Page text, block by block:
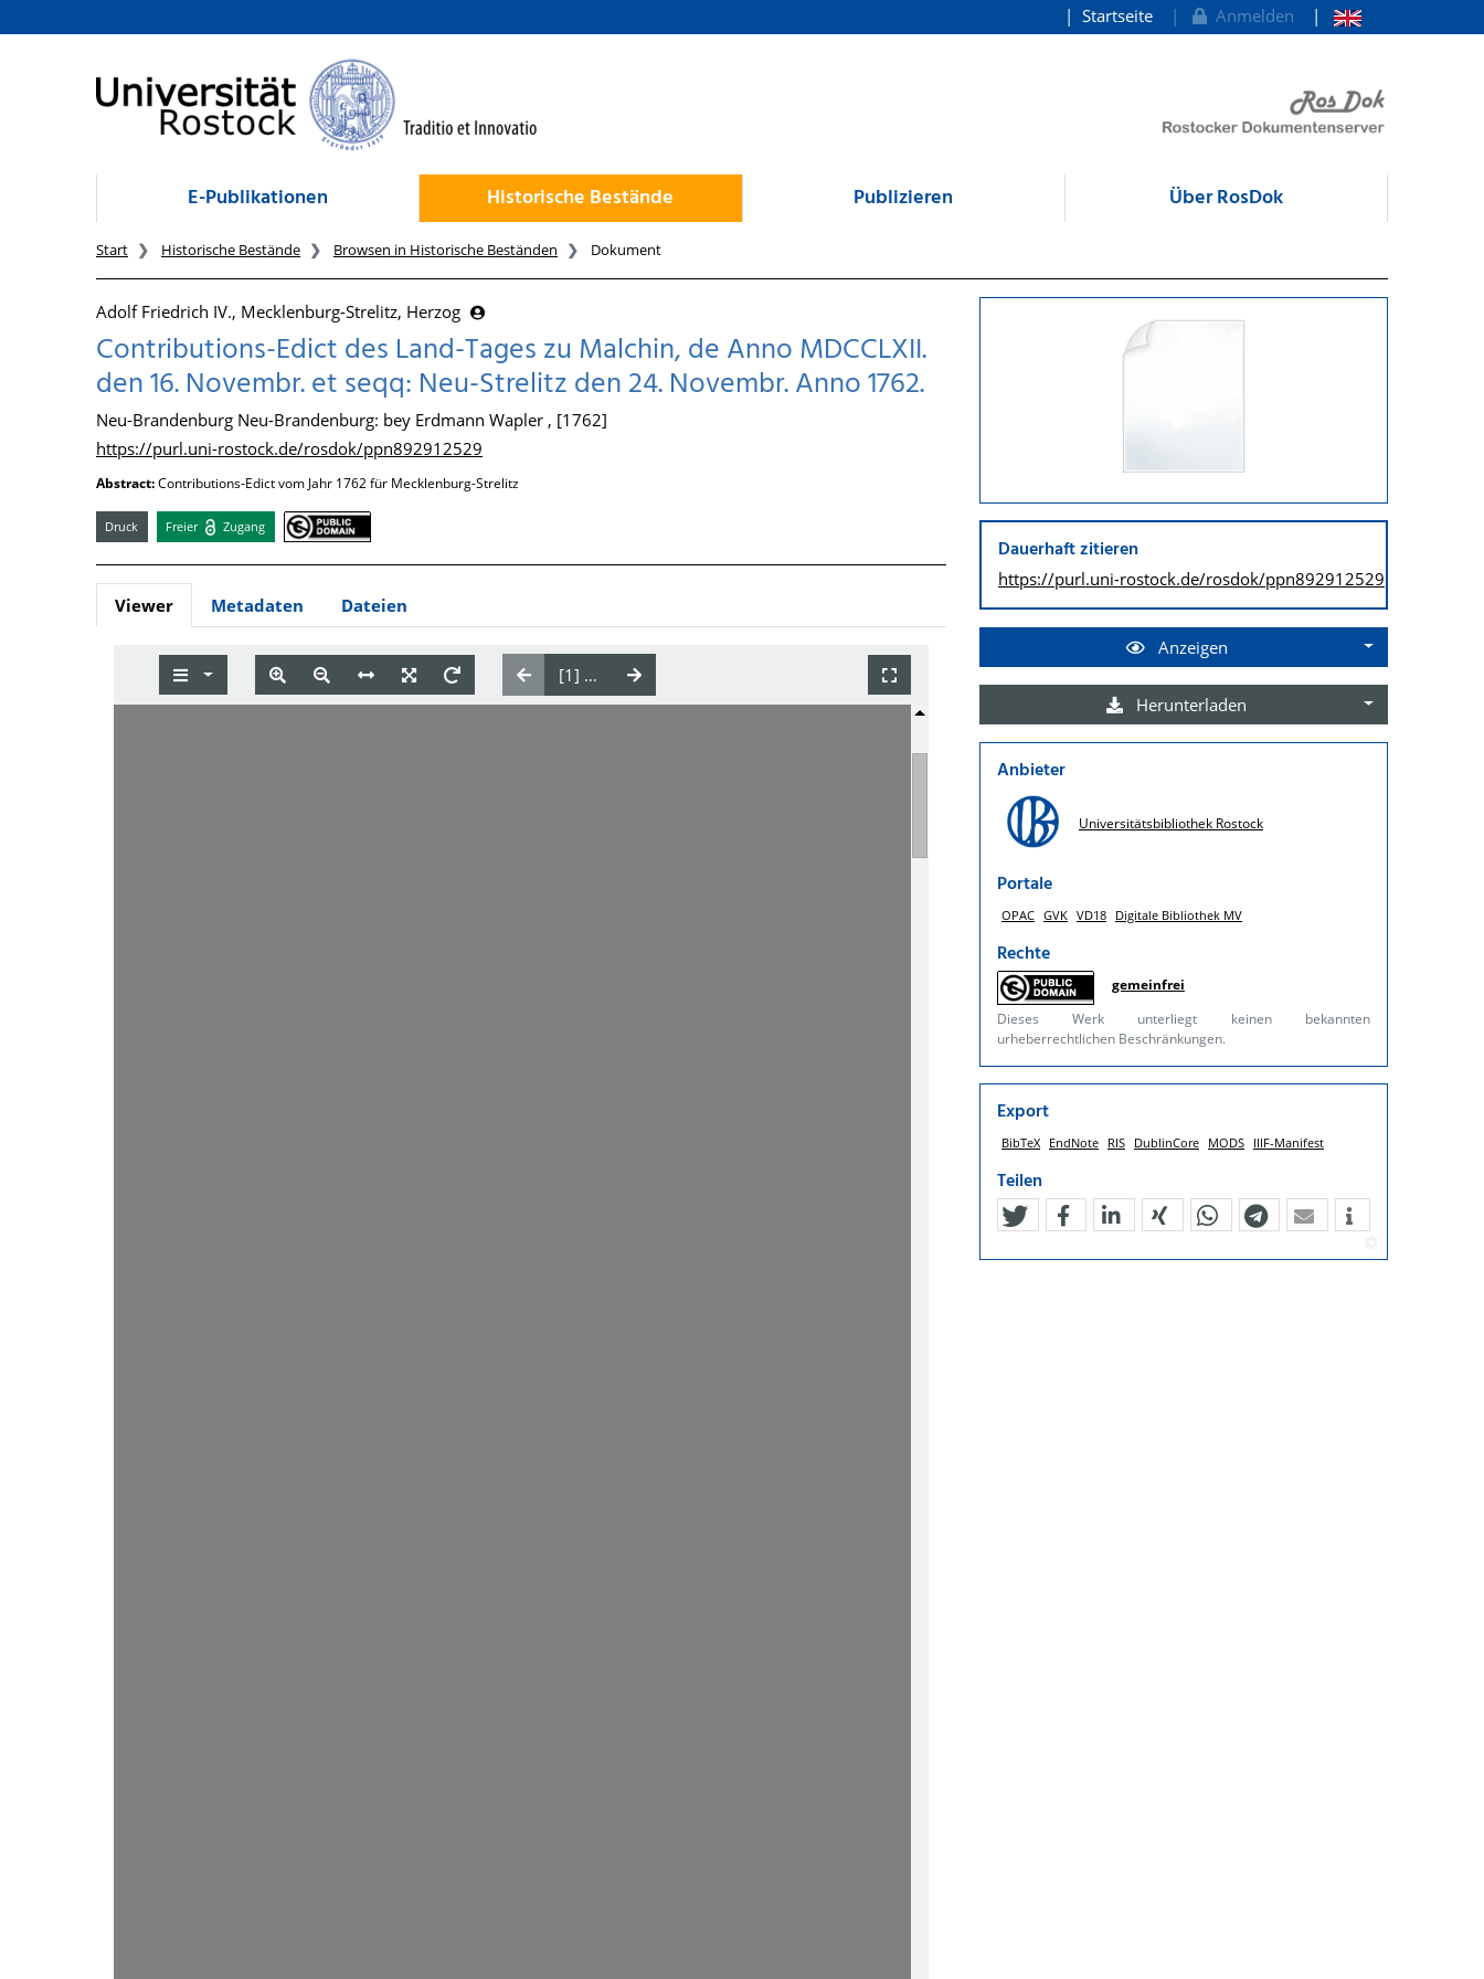
zum Inhalt
Startseite Anmelden
E-Publikationen Historische Bestände Publizieren Über RosDok
Start Historische Bestände Browsen in Historische Beständen Dokument
Adolf Friedrich IV., Mecklenburg-Strelitz, Herzog
Contributions-Edict des Land-Tages zu Malchin, de Anno MDCCLXII.
den 16. Novembr. et seqq: Neu-Strelitz den 24. Novembr. Anno 1762.
Neu-Brandenburg Neu-Brandenburg: bey Erdmann Wapler , [1762]
https://purl.uni-rostock.de/rosdok/ppn892912529
Abstract:Contributions-Edict vom Jahr 1762 für Mecklenburg-Strelitz
Druck Freier Zugang
Viewer Metadaten Dateien
Dauerhaft zitieren
https://purl.uni-rostock.de/rosdok/ppn892912529
Anzeigen
Herunterladen
Anbieter
Universitätsbibliothek Rostock
Portale
OPAC GVK VD18 Digitale Bibliothek MV
Rechte
gemeinfrei
Dieses Werk unterliegt keinen bekannten
urheberrechtlichen Beschränkungen.
Export
BibTeX EndNote RIS DublinCore MODS IIIF-Manifest
Teilen